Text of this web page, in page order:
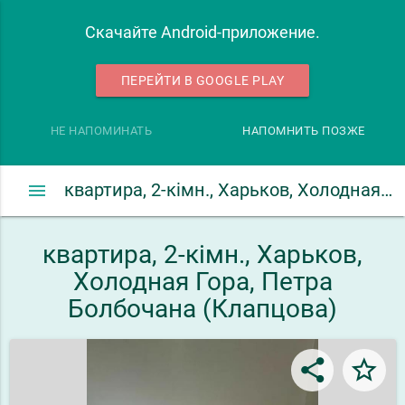
Скачайте Android-приложение.
ПЕРЕЙТИ В GOOGLE PLAY
НЕ НАПОМИНАТЬ НАПОМНИТЬ ПОЗЖЕ
квартира, 2-кімн., Харьков, Холодная Гора, Петра Болбочана (Клапцова)
menu
квартира, 2-кімн., Харьков,
Холодная Гора, Петра
Болбочана (Клапцова)
share star_border